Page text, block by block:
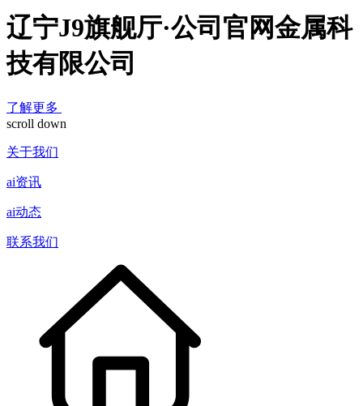
辽宁J9旗舰厅·公司官网金属科
技有限公司
了解更多
scroll down
关于我们
ai资讯
ai动态
联系我们